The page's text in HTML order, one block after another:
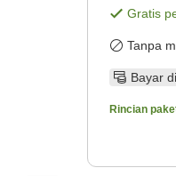
Gratis
Tanpa
Bayar
Rincian